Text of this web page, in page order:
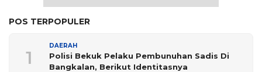
POS TERPOPULER
1
DAERAH
Polisi Bekuk Pelaku Pembunuhan Sadis Di
Bangkalan, Berikut Identitasnya